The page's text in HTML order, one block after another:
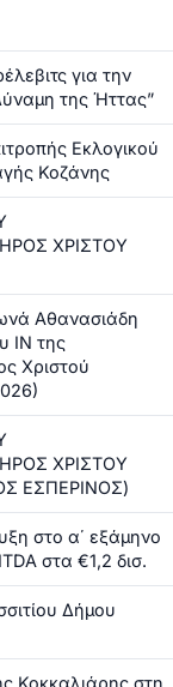
για την
της Ήττας”
Εκλογικού
Κοζάνης
ΧΡΙΣΤΟΥ
Αθανασιάδη
ΙΝ της
Χριστού
ΧΡΙΣΤΟΥ
ΕΣΠΕΡΙΝΟΣ)
στο α΄ εξάμηνο
στα €1,2 δισ.
Δήμου